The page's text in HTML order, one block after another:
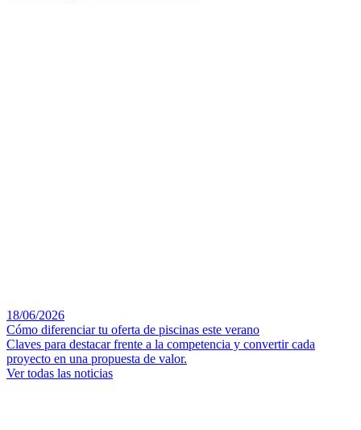
18/06/2026
Cómo diferenciar tu oferta de piscinas este verano
Claves para destacar frente a la competencia y convertir cada
proyecto en una propuesta de valor.
Ver todas las noticias